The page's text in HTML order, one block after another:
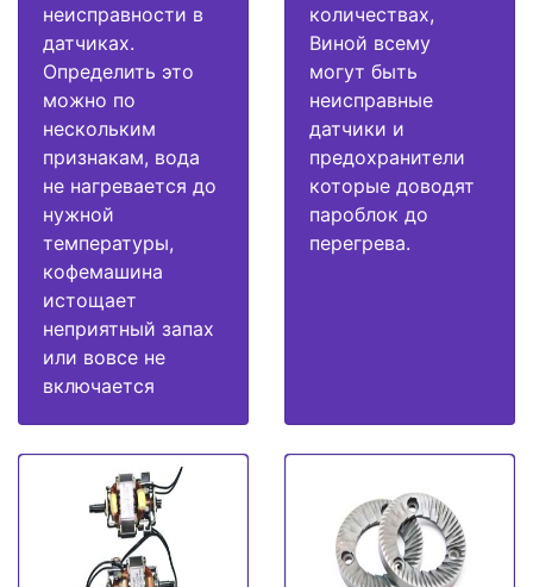
неисправности в
датчиках.
Определить это
можно по
нескольким
признакам, вода
не нагревается до
нужной
температуры,
кофемашина
истощает
неприятный запах
или вовсе не
включается
количествах,
Виной всему
могут быть
неисправные
датчики и
предохранители
которые доводят
пароблок до
перегрева.